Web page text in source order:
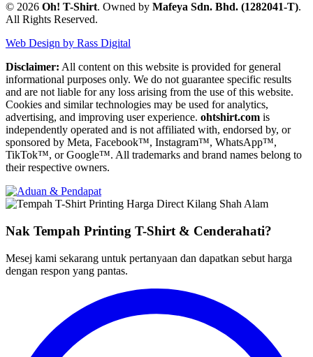
© 2026 Oh! T-Shirt. Owned by Mafeya Sdn. Bhd. (1282041-T).
All Rights Reserved.
Web Design by Rass Digital
Disclaimer: All content on this website is provided for general
informational purposes only. We do not guarantee specific results
and are not liable for any loss arising from the use of this website.
Cookies and similar technologies may be used for analytics,
advertising, and improving user experience. ohtshirt.com is
independently operated and is not affiliated with, endorsed by, or
sponsored by Meta, Facebook™, Instagram™, WhatsApp™,
TikTok™, or Google™. All trademarks and brand names belong to
their respective owners.
Nak Tempah Printing T-Shirt & Cenderahati?
Mesej kami sekarang untuk pertanyaan dan dapatkan sebut harga
dengan respon yang pantas.